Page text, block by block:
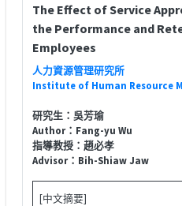
The Effect of Service
the Performance and
Employees
人力資源管理研究所
Institute of Human Resource
研究生：吳芳瑜
Author：Fang-yu Wu
指導教授：趙必孝
Advisor：Bih-Shiaw Jaw
[中文摘要]